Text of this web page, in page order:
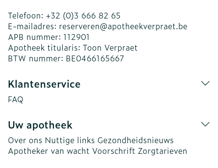
Telefoon: +32 (0)3 666 82 65
E-mailadres: reserveren@apotheekverpraet.be
APB nummer: 112901
Apotheek titularis: Toon Verpraet
BTW nummer: BE0466165667
Klantenservice
FAQ
Uw apotheek
Over ons Nuttige links Gezondheidsnieuws
Apotheker van wacht Voorschrift Zorgtarieven